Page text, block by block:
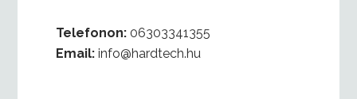
Telefonon: 06303341355
Email: info@hardtech.hu